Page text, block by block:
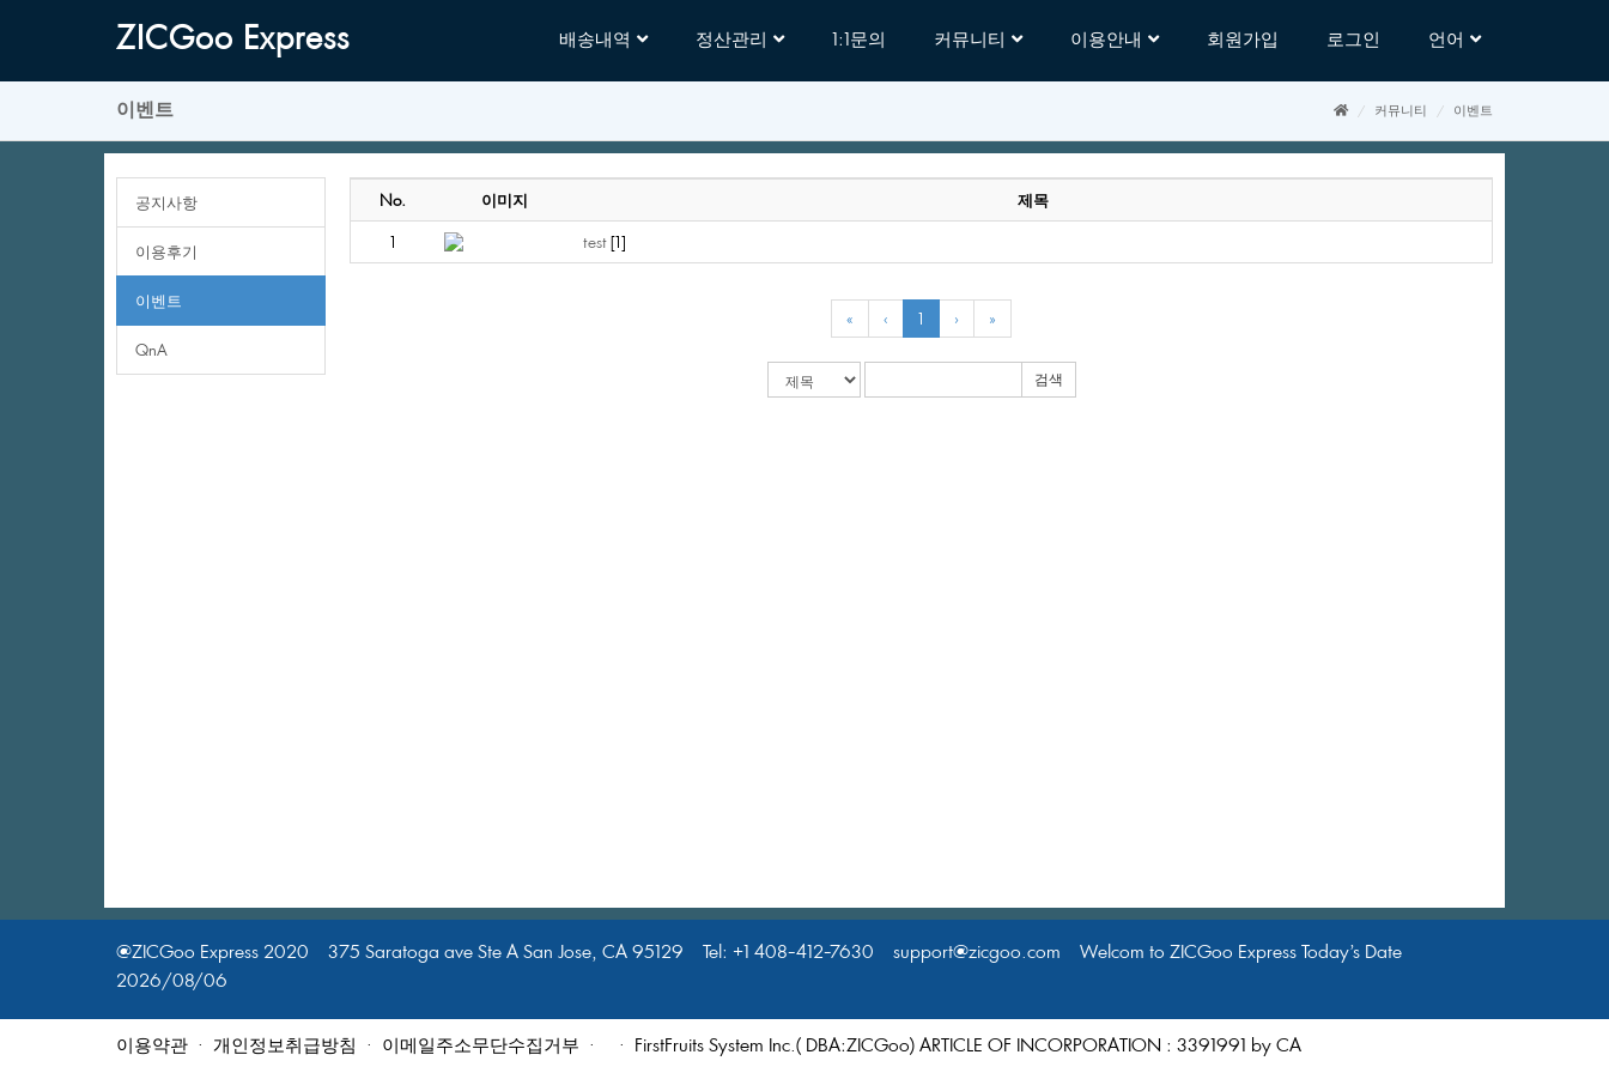
ZICGooExpress 배송내역 정산관리 1:1문의 커뮤니티 이용안내 회원가입 로그인 언어
이벤트 커뮤니티 이벤트
공지사항
이용후기
이벤트
QnA
No. 이미지
제목
1
test[1]
« ‹ 1 › »
검색
@ZICGooExpress2020375SaratogaaveSteASanJose,CA95129Tel:+1408-412-7630support@zicgoo.comWelcomtoZICGooExpressToday’sDate
2026/08/06
이용약관 · 개인정보취급방침 · 이메일주소무단수집거부 · ·FirstFruitsSystemInc.(DBA:ZICGoo)ARTICLEOFINCORPORATION:3391991byCA